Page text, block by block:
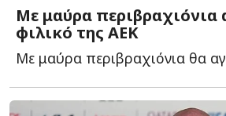
Με μαύρα περιβραχιόνια
φιλικό της ΑΕΚ